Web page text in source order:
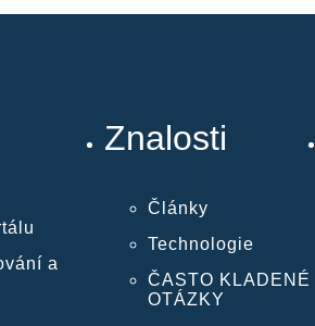
a
Znalosti
Články
Technologie
ČASTO KLADENÉ
OTÁZKY